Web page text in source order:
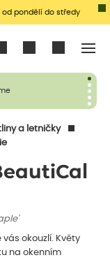
pondělí do středy
a letničky
okouzlí. Květy
na okenním